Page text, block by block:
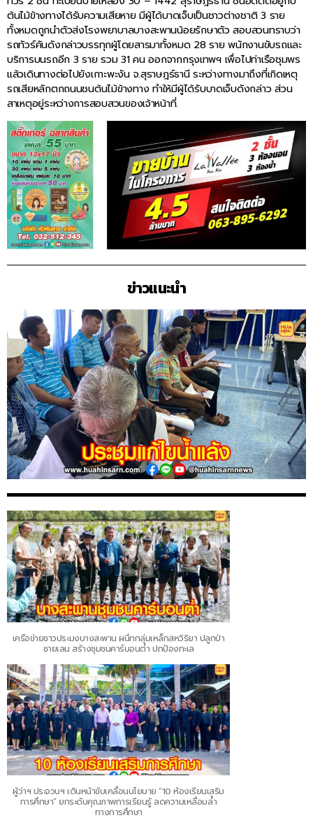
ต้นไม้ข้างทางได้รับความเสียหาย มีผู้ได้บาดเจ็บเป็นชาวต่างชาติ 3 ราย
ทั้งหมดถูกนำตัวส่งโรงพยาบาลบางสะพานน้อยรักษาตัว สอบสวนทราบว่า
รถทัวร์คันดังกล่าวบรรทุกผู้โดยสารมาทั้งหมด 28 ราย พนักงานขับรถและ
บริการบนรถอีก 3 ราย รวม 31 คน ออกจากกรุงเทพฯ เพื่อไปท่าเรือชุมพร
แล้วเดินทางต่อไปยังเกาะพะงัน จ.สุราษฎร์ธานี ระหว่างทางมาถึงที่เกิดเหตุ
รถเสียหลักตกถนนชนต้นไม้ข้างทาง ทำให้มีผู้ได้รับบาดเจ็บดังกล่าว ส่วน
สาเหตุอยู่ระหว่างการสอบสวนของเจ้าหน้าที่.
ข่าวแนะนำ
เครือข่ายชาวประมงบางสะพาน ผนึกกลุ่มเหล็กสหวิริยา ปลูกป่า
ชายเลน สร้างชุมชนคาร์บอนต่ำ ปกป้องทะเล
ผู้ว่าฯ ประจวบฯ เดินหน้าขับเคลื่อนนโยบาย “10 ห้องเรียนเสริม
การศึกษา” ยกระดับคุณภาพการเรียนรู้ ลดความเหลื่อมล้ำ
ทางการศึกษา